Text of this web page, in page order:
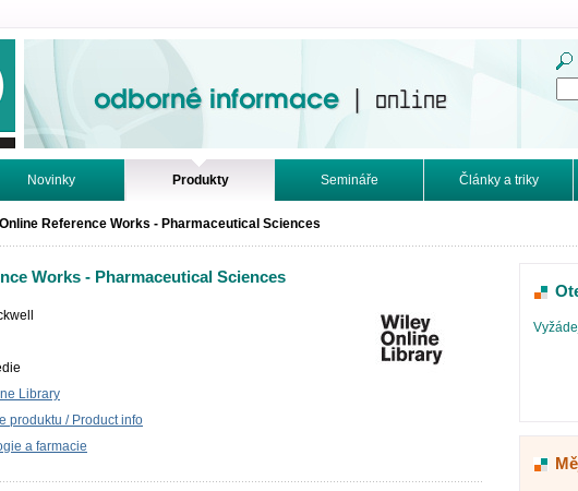
Odborné informace. Online.
Novinky Produkty Semináře Články a triky
Tutoriály
Reference Works - Pharmaceutical Sciences
Works - Pharmaceutical Sciences
Library
produktu / Product info
a farmacie